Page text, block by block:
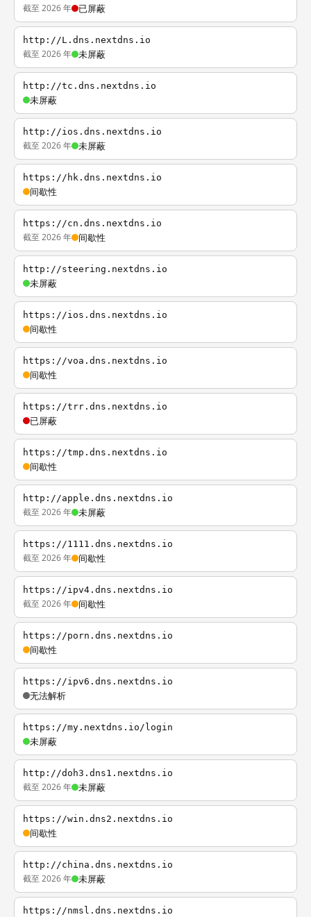
截至 2026 年 已屏蔽
http://L.dns.nextdns.io
截至 2026 年 未屏蔽
http://tc.dns.nextdns.io
未屏蔽
http://ios.dns.nextdns.io
截至 2026 年 未屏蔽
https://hk.dns.nextdns.io
间歇性
https://cn.dns.nextdns.io
截至 2026 年 间歇性
http://steering.nextdns.io
未屏蔽
https://ios.dns.nextdns.io
间歇性
https://voa.dns.nextdns.io
间歇性
https://trr.dns.nextdns.io
已屏蔽
https://tmp.dns.nextdns.io
间歇性
http://apple.dns.nextdns.io
截至 2026 年 未屏蔽
https://1111.dns.nextdns.io
截至 2026 年 间歇性
https://ipv4.dns.nextdns.io
截至 2026 年 间歇性
https://porn.dns.nextdns.io
间歇性
https://ipv6.dns.nextdns.io
无法解析
https://my.nextdns.io/login
未屏蔽
http://doh3.dns1.nextdns.io
截至 2026 年 未屏蔽
https://win.dns2.nextdns.io
间歇性
http://china.dns.nextdns.io
截至 2026 年 未屏蔽
https://nmsl.dns.nextdns.io